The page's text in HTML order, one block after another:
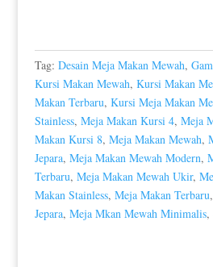
Tag: Desain Meja Makan Mewah,
Kursi Makan Mewah, Kursi Makan
Makan Terbaru, Kursi Meja Makan
Stainless, Meja Makan Kursi 4, Meja
Makan Kursi 8, Meja Makan Mewah,
Jepara, Meja Makan Mewah Modern,
Terbaru, Meja Makan Mewah Ukir,
Makan Stainless, Meja Makan Terbaru,
Jepara, Meja Mkan Mewah Minimalis,